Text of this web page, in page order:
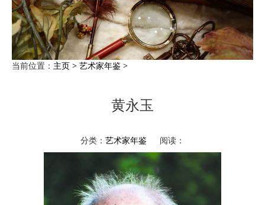
当前位置： 主页 > 艺术家年鉴 >
黄永玉
分类： 艺术家年鉴 阅读：